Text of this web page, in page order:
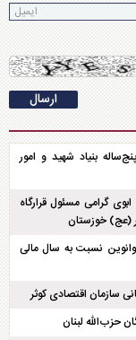
بنیاد شهید و امور
گرامی مسئول قرارگاه
(عج) خوزستان
نسبت به سال مالی
سازمان اقتصادی کوثر
حزب‌الله لبنان